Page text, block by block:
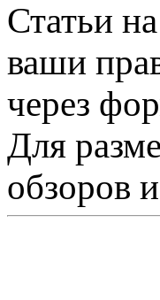
Статьи
ваши
через
Для
обзоров